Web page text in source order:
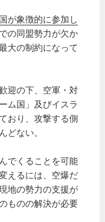
が象徴的に参加し
の同盟勢力が欠か
大の制約になって
迎の下、空軍・対
ム国」及びイスラ
おり、攻撃する側
どない。
でくることを可能
えるには、空爆だ
地の勢力の支援が
ものの解決が必要